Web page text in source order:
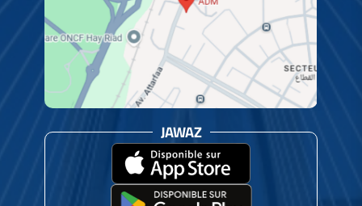
JAWAZ